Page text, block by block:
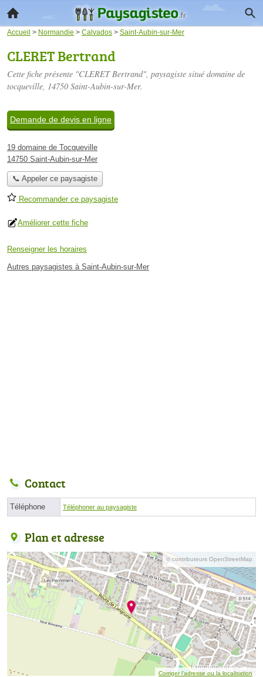
Accueil > Normandie > Calvados > Saint-Aubin-sur-Mer
CLERET Bertrand
Cette fiche présente "CLERET Bertrand", paysagiste situé domaine de
tocqueville, 14750 Saint-Aubin-sur-Mer.
Demande de devis en ligne
19 domaine de Tocqueville
14750 Saint-Aubin-sur-Mer
📞 Appeler ce paysagiste
Recommander ce paysagiste
Améliorer cette fiche
Renseigner les horaires
Autres paysagistes à Saint-Aubin-sur-Mer
Contact
Téléphone Téléphoner au paysagiste
Plan et adresse
© contributeurs OpenStreetMap
Corriger l’adresse ou la localisation